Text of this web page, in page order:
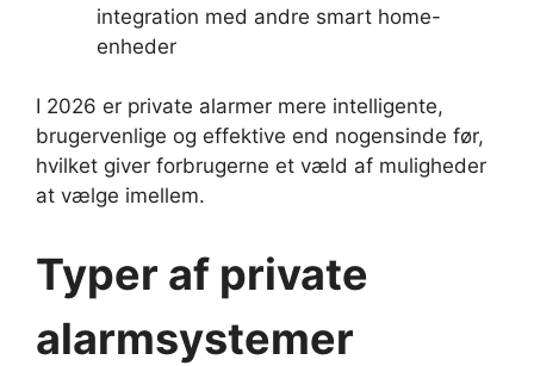
integration med andre smart home-
enheder
I 2026 er private alarmer mere intelligente,
brugervenlige og effektive end nogensinde før,
hvilket giver forbrugerne et væld af muligheder
at vælge imellem.
Typer af private
alarmsystemer